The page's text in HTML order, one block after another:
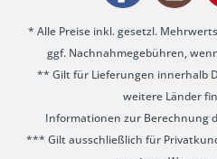
* Alle Preise inkl. gesetzl.
ggf. Nachnahmegebühren,
** Gilt für Lieferungen innerhalb
weitere Länder
Informationen zur Berechnung
*** Gilt ausschließlich für